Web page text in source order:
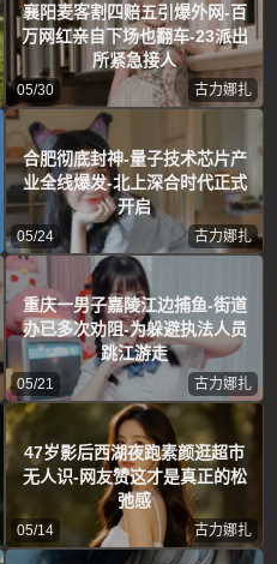
襄阳麦客割四赔五引爆外网-百
万网红亲自下场也翻车-23派出
所紧急接人
05/30 古力娜扎
合肥彻底封神-量子技术芯片产
业全线爆发-北上深合时代正式
开启
05/24 古力娜扎
重庆一男子嘉陵江边捕鱼-街道
办已多次劝阻-为躲避执法人员
跳江游走
05/21 古力娜扎
47岁影后西湖夜跑素颜逛超市
无人识-网友赞这才是真正的松
弛感
05/14 古力娜扎